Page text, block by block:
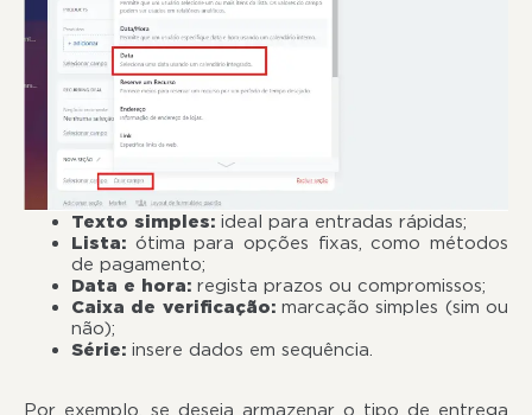
Texto simples: ideal para entradas rápidas;
Lista: ótima para opções fixas, como métodos
de pagamento;
Data e hora: regista prazos ou compromissos;
Caixa de verificação:marcação simples (sim ou
não);
Série: insere dados em sequência.
Por exemplo, se deseja armazenar o tipo de entrega